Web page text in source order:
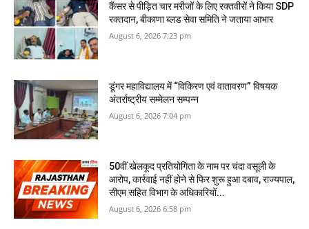
कैंसर से पीड़ित चार मरीजों के लिए रक्तवीरों ने किया SDP
रक्तदान, बीकाणा ब्लड सेवा समिति ने जताया आभार
August 6, 2026 7:23 pm
डूंगर महाविद्यालय में “विकिरण एवं वातावरण” विषयक
अंतर्राष्ट्रीय सम्मेलन सम्पन्न
August 6, 2026 7:04 pm
50वीं खेलकूद प्रतियोगिता के नाम पर चंदा वसूली के
आरोप, कार्रवाई नहीं होने से फिर शुरू हुआ दबाव, राज्यपाल,
सीएम सहित विभाग के अधिकारियों...
August 6, 2026 6:58 pm